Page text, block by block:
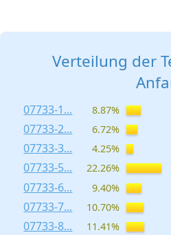
Verteilung der
07733-1... 8.87%
07733-2... 6.72%
07733-3... 4.25%
07733-5... 22.26%
07733-6... 9.40%
07733-7... 10.70%
07733-8... 11.41%